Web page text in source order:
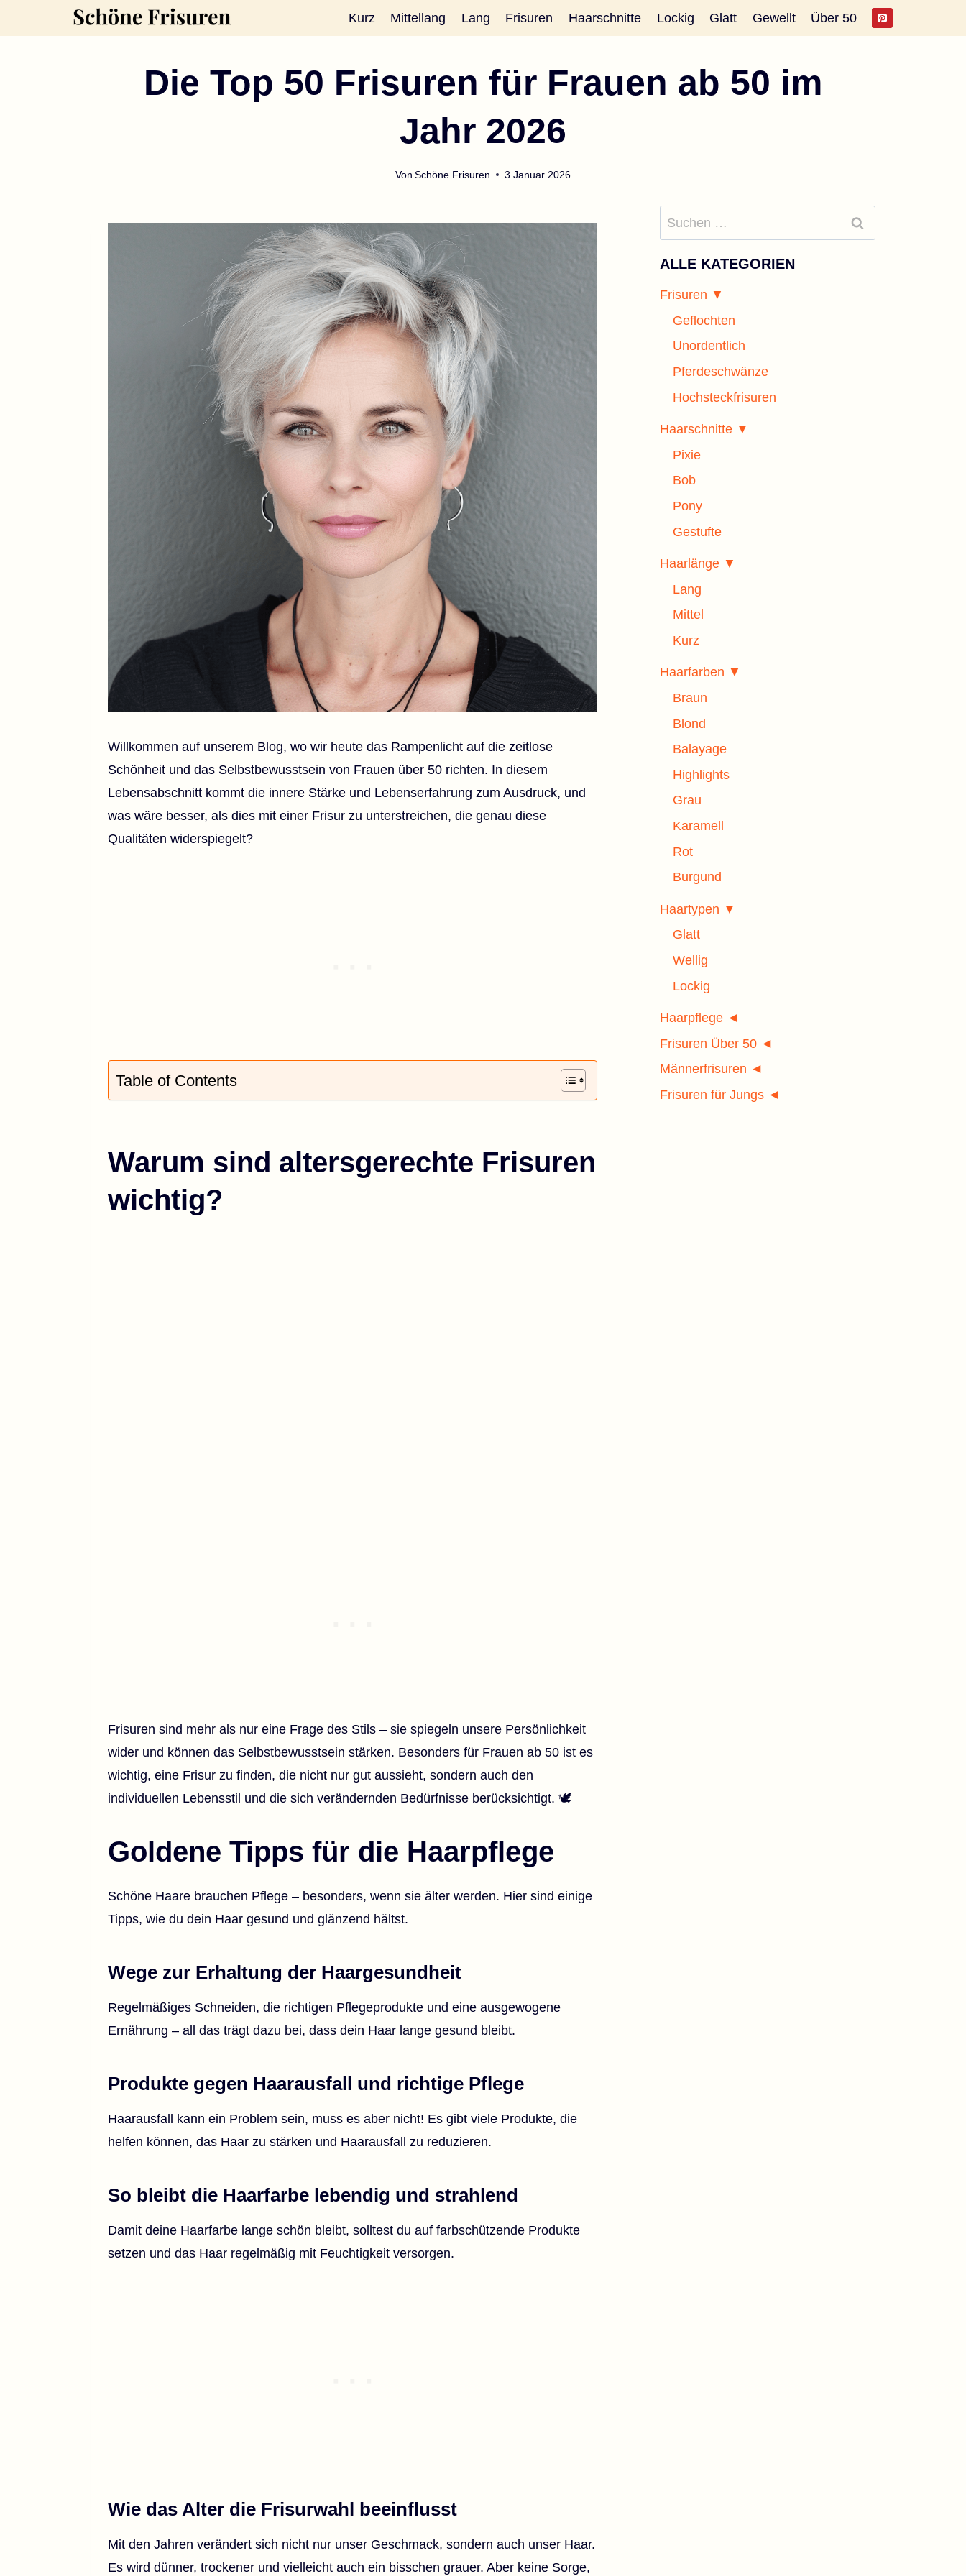
Inhalt
Kurz Mittellang Lang Frisuren Haarschnitte Lockig Glatt Gewellt Über 50
Die Top 50 Frisuren für Frauen ab 50 im
Jahr 2026
Von Schöne Frisuren 3 Januar 2026
Willkommen auf unserem Blog, wo wir heute das Rampenlicht auf die zeitlose
Schönheit und das Selbstbewusstsein von Frauen über 50 richten. In diesem
Lebensabschnitt kommt die innere Stärke und Lebenserfahrung zum Ausdruck, und
was wäre besser, als dies mit einer Frisur zu unterstreichen, die genau diese
Qualitäten widerspiegelt?
Table of Contents
Warum sind altersgerechte Frisuren
wichtig?
Frisuren sind mehr als nur eine Frage des Stils – sie spiegeln unsere Persönlichkeit
wider und können das Selbstbewusstsein stärken. Besonders für Frauen ab 50 ist es
wichtig, eine Frisur zu finden, die nicht nur gut aussieht, sondern auch den
individuellen Lebensstil und die sich verändernden Bedürfnisse berücksichtigt. 🕊️
Goldene Tipps für die Haarpflege
Schöne Haare brauchen Pflege – besonders, wenn sie älter werden. Hier sind einige
Tipps, wie du dein Haar gesund und glänzend hältst.
Wege zur Erhaltung der Haargesundheit
Regelmäßiges Schneiden, die richtigen Pflegeprodukte und eine ausgewogene
Ernährung – all das trägt dazu bei, dass dein Haar lange gesund bleibt.
Produkte gegen Haarausfall und richtige Pflege
Haarausfall kann ein Problem sein, muss es aber nicht! Es gibt viele Produkte, die
helfen können, das Haar zu stärken und Haarausfall zu reduzieren.
So bleibt die Haarfarbe lebendig und strahlend
Damit deine Haarfarbe lange schön bleibt, solltest du auf farbschützende Produkte
setzen und das Haar regelmäßig mit Feuchtigkeit versorgen.
Wie das Alter die Frisurwahl beeinflusst
Mit den Jahren verändert sich nicht nur unser Geschmack, sondern auch unser Haar.
Es wird dünner, trockener und vielleicht auch ein bisschen grauer. Aber keine Sorge,
Suchen
nach:
ALLE KATEGORIEN
Frisuren ▼
Geflochten
Unordentlich
Pferdeschwänze
Hochsteckfrisuren
Haarschnitte ▼
Pixie
Bob
Pony
Gestufte
Haarlänge ▼
Lang
Mittel
Kurz
Haarfarben ▼
Braun
Blond
Balayage
Highlights
Grau
Karamell
Rot
Burgund
Haartypen ▼
Glatt
Wellig
Lockig
Haarpflege ◄
Frisuren Über 50 ◄
Männerfrisuren ◄
Frisuren für Jungs ◄